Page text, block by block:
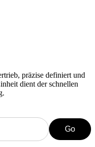
präzise definiert und
dient der schnellen
Go